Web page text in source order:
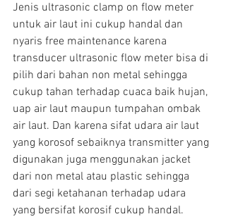
Jenis ultrasonic clamp on flow meter
untuk air laut ini cukup handal dan
nyaris free maintenance karena
transducer ultrasonic flow meter bisa di
pilih dari bahan non metal sehingga
cukup tahan terhadap cuaca baik hujan,
uap air laut maupun tumpahan ombak
air laut. Dan karena sifat udara air laut
yang korosof sebaiknya transmitter yang
digunakan juga menggunakan jacket
dari non metal atau plastic sehingga
dari segi ketahanan terhadap udara
yang bersifat korosif cukup handal.